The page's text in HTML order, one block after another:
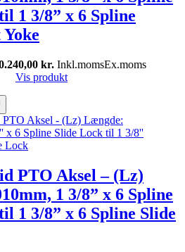
1 3/8” x 6 Spline
kr. Inkl.momsEx.moms
Vis produkt
PTO Aksel – (Lz)
1 3/8” x 6 Spline
1 3/8” x 6 Spline Slide